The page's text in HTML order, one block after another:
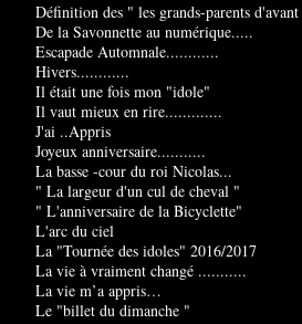
Définition des " les grands-parents
De la Savonnette au numérique.....
Escapade Automnale............
Hivers............
Il était une fois mon "idole"
Il vaut mieux en rire.............
J'ai ..Appris
Joyeux anniversaire...........
La basse -cour du roi Nicolas...
" La largeur d'un cul de cheval "
" L'anniversaire de la Bicyclette"
L'arc du ciel
La "Tournée des idoles" 2016/2017
La vie à vraiment changé ...........
La vie m’a appris…
Le "billet du dimanche "